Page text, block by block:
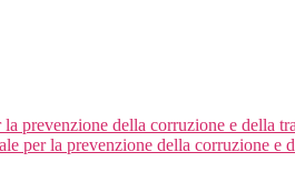
prevenzione della corruzione e della
per la prevenzione della corruzione e